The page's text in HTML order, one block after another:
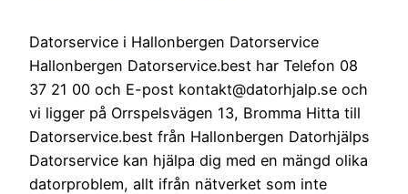
Datorservice i Hallonbergen Datorservice
Hallonbergen Datorservice.best har Telefon 08
37 21 00 och E-post kontakt@datorhjalp.se och
vi ligger på Orrspelsvägen 13, Bromma Hitta till
Datorservice.best från Hallonbergen Datorhjälps
Datorservice kan hjälpa dig med en mängd olika
datorproblem, allt ifrån nätverket som inte